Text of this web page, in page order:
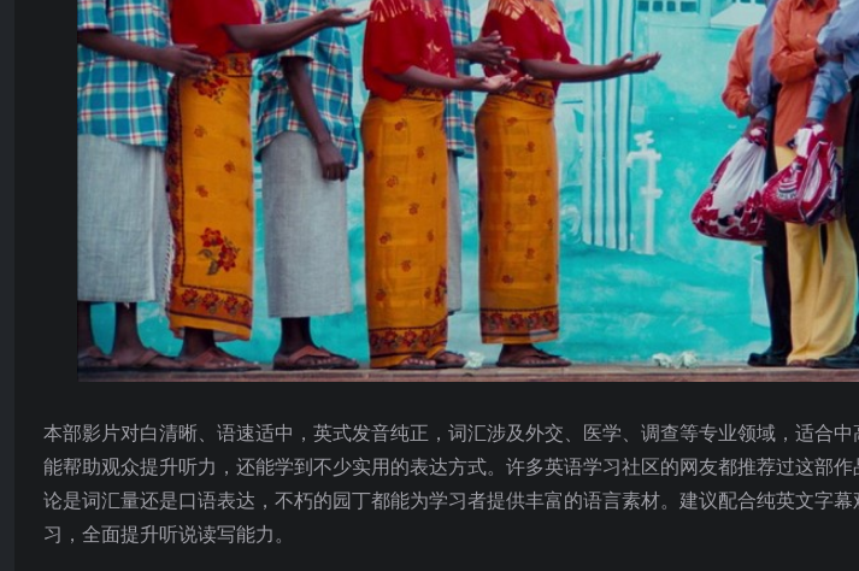
本部影片对白清晰、语速适中，英式发音纯正，词汇涉及外交、医学、调查等专业领域，适合
能帮助观众提升听力，还能学到不少实用的表达方式。许多英语学习社区的网友都推荐过这部
论是词汇量还是口语表达，不朽的园丁都能为学习者提供丰富的语言素材。建议配合纯英文字
习，全面提升听说读写能力。